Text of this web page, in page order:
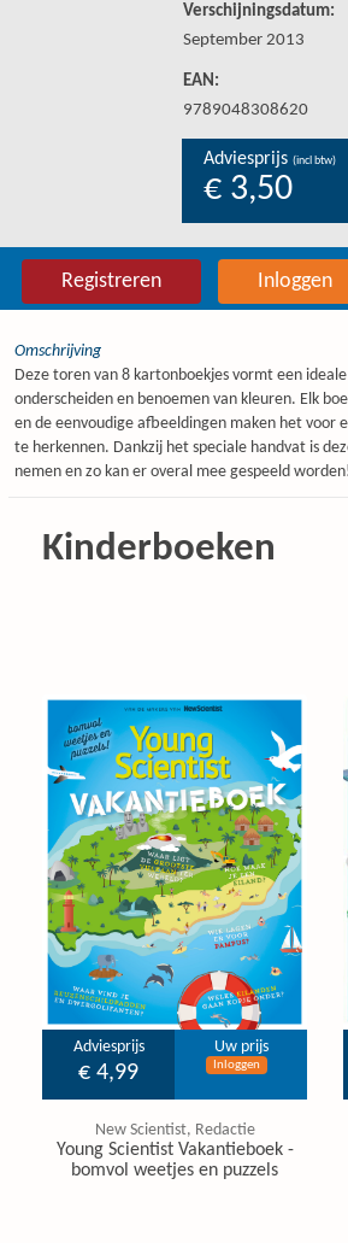
Verschijningsdatum:
September 2013
EAN:
9789048308620
Adviesprijs (incl btw)
€ 3,50
Registreren Inloggen
Omschrijving
Deze toren van 8 kartonboekjes vormt een
onderscheiden en benoemen van kleuren. Elk
en de eenvoudige afbeeldingen maken het voor
te herkennen. Dankzij het speciale handvat is
nemen en zo kan er overal mee gespeeld worden!
Kinderboeken
Adviesprijs
€ 4,99
Uw prijs
Inloggen
New Scientist, Redactie
Young Scientist Vakantieboek -
bomvol weetjes en puzzels